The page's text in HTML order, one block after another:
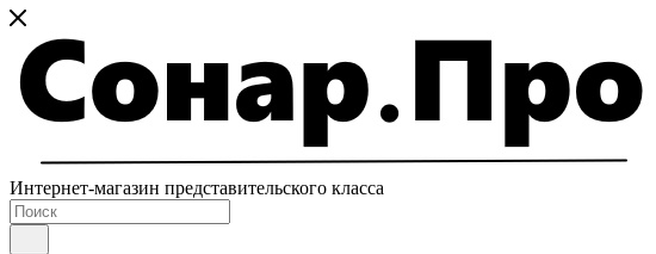
Интернет-магазин представительского класса